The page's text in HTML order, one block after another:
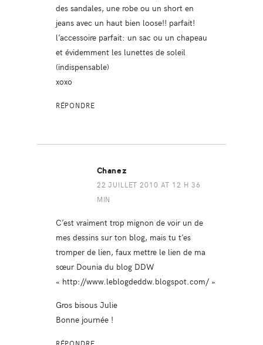
des sandales, une robe ou un short en
jeans avec un haut bien loose!! parfait!
l’accessoire parfait: un sac ou un chapeau
et évidemment les lunettes de soleil
(indispensable)
xoxo
RÉPONDRE
Chanez
22 JUILLET 2010 AT 12 H 36
MIN
C’est vraiment trop mignon de voir un de
mes dessins sur ton blog, mais tu t’es
tromper de lien, faux mettre le lien de ma
sœur Dounia du blog DDW
« http://www.leblogdeddw.blogspot.com/ »
Gros bisous Julie
Bonne journée !